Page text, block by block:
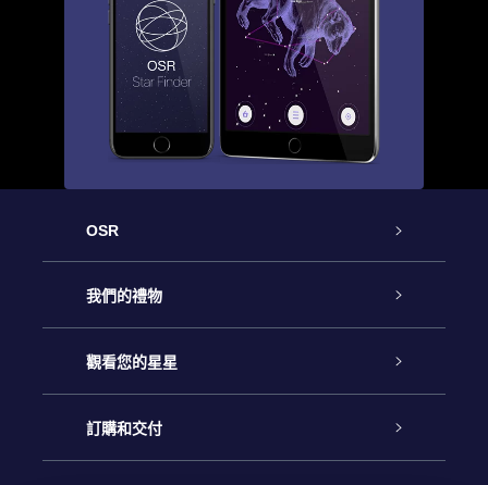
OSR
客戶服務
聯繫我們
博客
我們的禮物
Online Star禮物
OSR禮物包
觀看您的星星
星星注册
訂購和交付